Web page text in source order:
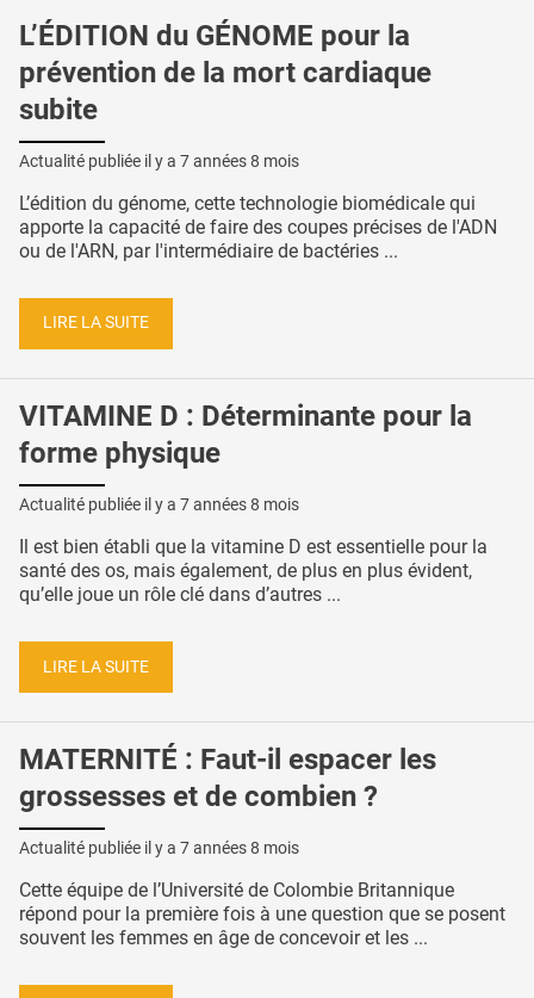
L’ÉDITION du GÉNOME pour la
prévention de la mort cardiaque
subite
Actualité publiée il y a 7 années 8 mois
L’édition du génome, cette technologie biomédicale qui
apporte la capacité de faire des coupes précises de l'ADN
ou de l'ARN, par l'intermédiaire de bactéries ...
LIRE LA SUITE
VITAMINE D : Déterminante pour la
forme physique
Actualité publiée il y a 7 années 8 mois
Il est bien établi que la vitamine D est essentielle pour la
santé des os, mais également, de plus en plus évident,
qu’elle joue un rôle clé dans d’autres ...
LIRE LA SUITE
MATERNITÉ : Faut-il espacer les
grossesses et de combien ?
Actualité publiée il y a 7 années 8 mois
Cette équipe de l’Université de Colombie Britannique
répond pour la première fois à une question que se posent
souvent les femmes en âge de concevoir et les ...